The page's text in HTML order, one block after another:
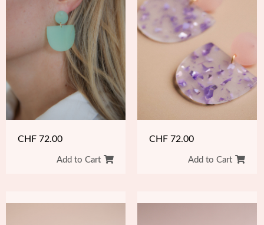
CHF 72.00
Add to Cart
CHF 72.00
Add to Cart